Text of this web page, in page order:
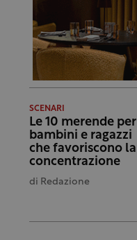
SCENARI
Le 10 merende per
bambini e ragazzi
che favoriscono la
concentrazione
di Redazione